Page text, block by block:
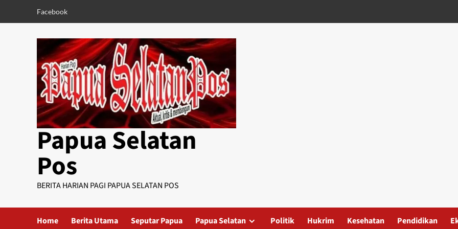
Facebook
Papua Selatan
Pos
BERITA HARIAN PAGI PAPUA SELATAN POS
Home Berita Utama Seputar Papua Papua Selatan Politik Hukrim Kesehatan Pendidikan